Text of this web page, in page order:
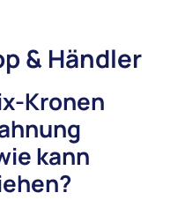
& Händler
Kronen
kann